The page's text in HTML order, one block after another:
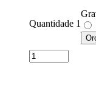
Quantidade 1